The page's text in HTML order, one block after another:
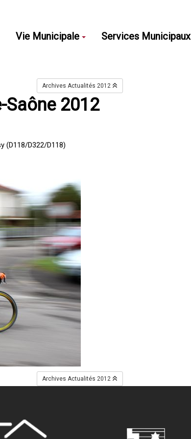
Vie Municipale Services Municipaux
Archives Actualités 2012
Saône 2012
(D118/D322/D118)
Archives Actualités 2012